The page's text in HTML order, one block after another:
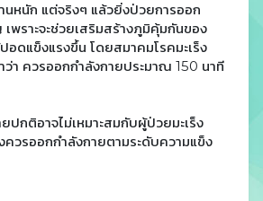
นหนัก แต่จริงๆ แล้วยิ่งป่วยการออก
พราะจะช่วยเสริมสร้างภูมิคุ้มกันของ
อดแข็งแรงขึ้น โดยสมาคมโรคมะเร็ง
ว่า ควรออกกำลังกายประมาณ 150 นาที
ปกติอาจไม่เหมาะสมกับผู้ป่วยมะเร็ง
วรออกกำลังกายตามระดับความแข็ง